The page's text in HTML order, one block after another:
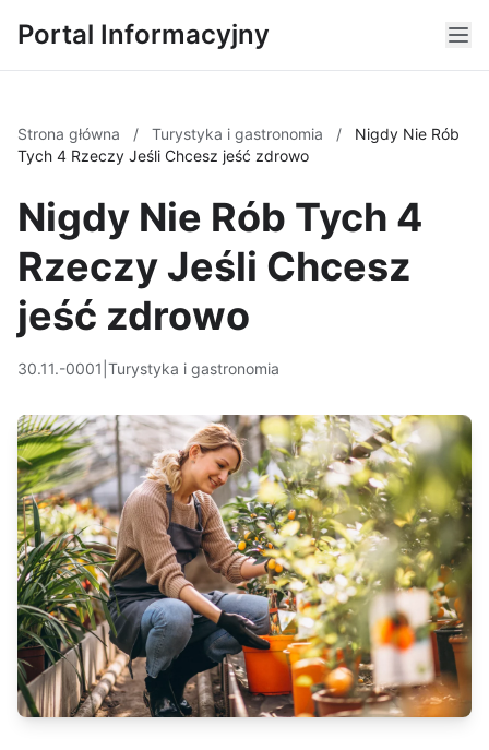
Portal Informacyjny
Strona główna / Turystyka i gastronomia /
Nigdy Nie Rób
Tych 4 Rzeczy Jeśli Chcesz jeść zdrowo
Nigdy Nie Rób Tych 4
Rzeczy Jeśli Chcesz
jeść zdrowo
30.11.-0001 Turystyka i gastronomia